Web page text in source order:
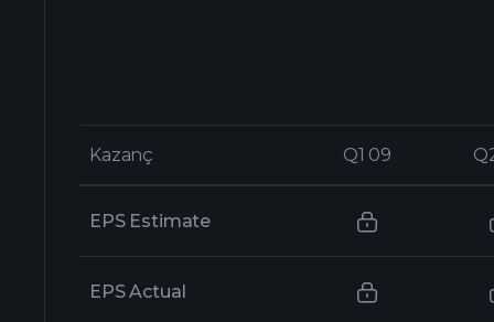
Kazanç Q1 09
Kazanç Q1 09
EPS Estimate
EPS Actual